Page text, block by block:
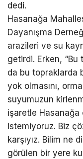
dedi.
Hasanağa
Dayanışma
arazileri ve su
getirdi. Erken, “Bu
da bu topraklarda
yok olmasını,
suyumuzun
işaretle Hasanağa
istemiyoruz. Biz
karşıyız. Bilim ne
görülen bir yere